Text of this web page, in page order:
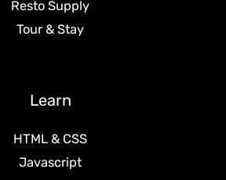
Resto Supply
Tour & Stay
Learn
HTML & CSS
Javascript